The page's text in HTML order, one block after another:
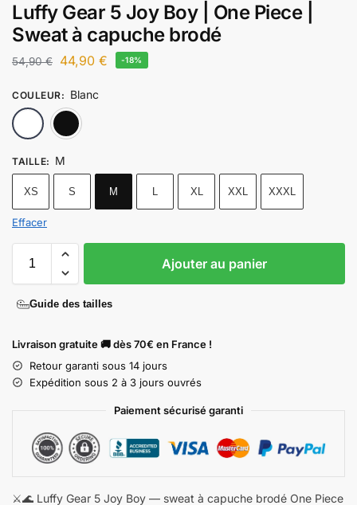
Luffy Gear 5 Joy Boy | One Piece |
Sweat à capuche brodé
54,90€ 44,90 € -18%
COULEUR: Blanc
TAILLE: M
XS S M L XL XXL XXXL
Effacer
Ajouter au panier
Guide des tailles
Livraison gratuite 🚚 dès 70€ en France !
Retour garanti sous 14 jours
Expédition sous 2 à 3 jours ouvrés
Paiement sécurisé garanti
⚔️🌊 Luffy Gear 5 Joy Boy — sweat à capuche brodé One Piece